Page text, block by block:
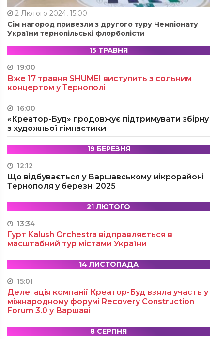
2 Лютого 2024, 15:00
Сім нагород привезли з другого туру Чемпіонату
України тернопільські флорболісти
15 ТРАВНЯ
19:00
Вже 17 травня SHUMEI виступить з сольним
концертом у Тернополі
16:00
«Креатор-Буд» продовжує підтримувати збірну
з художньої гімнастики
19 БЕРЕЗНЯ
12:12
Що відбувається у Варшавському мікрорайоні
Тернополя у березні 2025
21 ЛЮТОГО
13:34
Гурт Kalush Orchestra відправляється в
масштабний тур містами України
14 ЛИСТОПАДА
15:01
Делегація компанії Креатор-Буд взяла участь у
міжнародному форумі Recovery Construction
Forum 3.0 у Варшаві
8 СЕРПНЯ